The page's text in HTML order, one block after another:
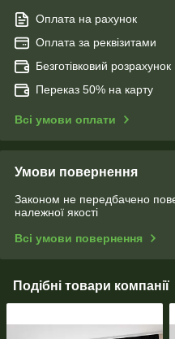
Оплата на рахунок
Оплата за реквізитами
Безготівковий розрахунок
Переказ 50% на карту
Всі умови оплати
Умови повернення
Законом не передбачено
належної якості
Всі умови повернення
Подібні товари компанії